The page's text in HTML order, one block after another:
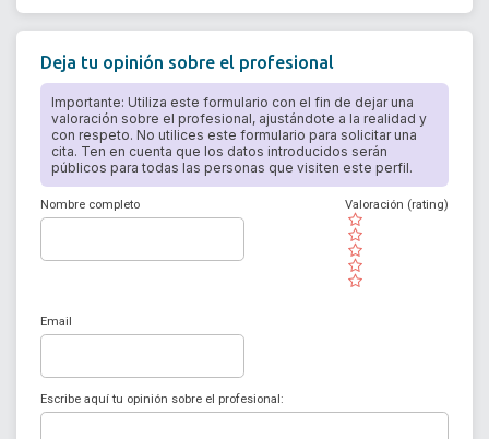
Deja tu opinión sobre el profesional
Importante: Utiliza este formulario con el fin de dejar una
valoración sobre el profesional, ajustándote a la realidad y
con respeto. No utilices este formulario para solicitar una
cita. Ten en cuenta que los datos introducidos serán
públicos para todas las personas que visiten este perfil.
Nombre completo
( )
( )
( )
( )
( )
Valoración (rating)
Email
Escribe aquí tu opinión sobre el profesional: